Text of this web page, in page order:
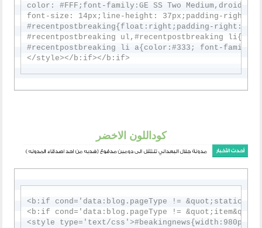
color: #FFF;font-family:GE SS Two
font-size: 14px;line-height: 37px;padding-right:
#recentpostbreaking{float:right;padding-right:
#recentpostbreaking ul,#recentpostbreaking
#recentpostbreaking li a{color:#333; font-
كوداللون الاخضر
<b:if cond='data:blog.pageType !=
<b:if cond='data:blog.pageType !=
<style type='text/